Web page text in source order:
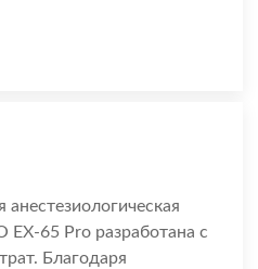
EX-65 Pro разработана с
Благодаря